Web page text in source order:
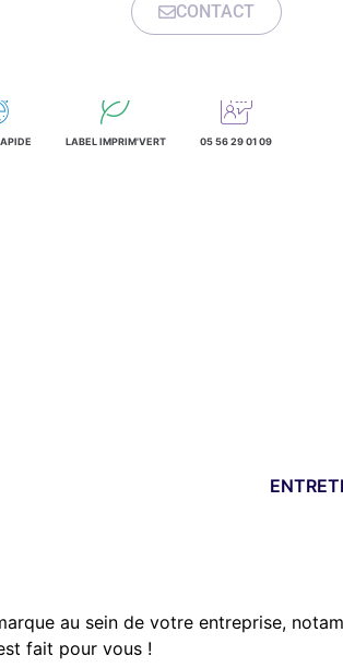
CONTACT
LABEL IMPRIM'VERT 05 56 29 01 09
au sein de votre entreprise,
fait pour vous !